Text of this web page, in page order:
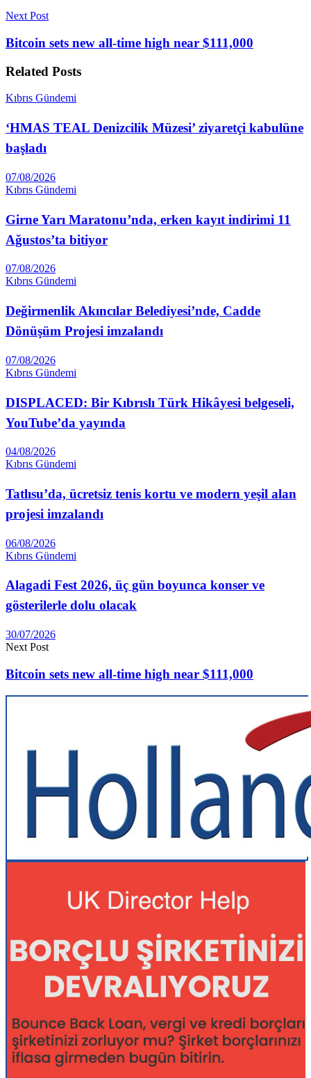
Next Post
Bitcoin sets new all-time high near $111,000
Related Posts
Kıbrıs Gündemi
‘HMAS TEAL Denizcilik Müzesi’ ziyaretçi kabulüne
başladı
07/08/2026
Kıbrıs Gündemi
Girne Yarı Maratonu’nda, erken kayıt indirimi 11
Ağustos’ta bitiyor
07/08/2026
Kıbrıs Gündemi
Değirmenlik Akıncılar Belediyesi’nde, Cadde
Dönüşüm Projesi imzalandı
07/08/2026
Kıbrıs Gündemi
DISPLACED: Bir Kıbrıslı Türk Hikâyesi belgeseli,
YouTube’da yayında
04/08/2026
Kıbrıs Gündemi
Tatlısu’da, ücretsiz tenis kortu ve modern yeşil alan
projesi imzalandı
06/08/2026
Kıbrıs Gündemi
Alagadi Fest 2026, üç gün boyunca konser ve
gösterilerle dolu olacak
30/07/2026
Next Post
Bitcoin sets new all-time high near $111,000